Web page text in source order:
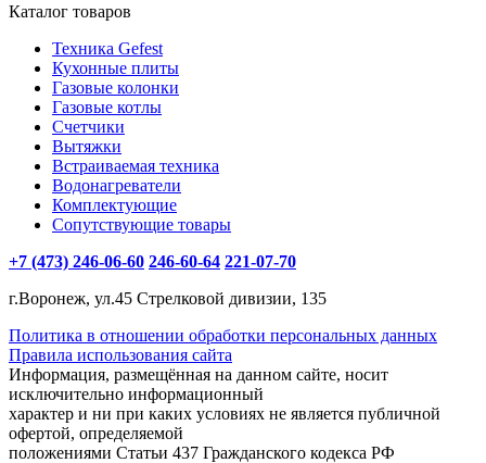
Каталог товаров
Техника Gefest
Кухонные плиты
Газовые колонки
Газовые котлы
Счетчики
Вытяжки
Встраиваемая техника
Водонагреватели
Комплектующие
Сопутствующие товары
+7 (473) 246-06-60 246-60-64 221-07-70
г.Воронеж, ул.45 Стрелковой дивизии, 135
Политика в отношении обработки персональных данных
Правила использования сайта
Информация, размещённая на данном сайте, носит
исключительно информационный
характер и ни при каких условиях не является публичной
офертой, определяемой
положениями Статьи 437 Гражданского кодекса РФ